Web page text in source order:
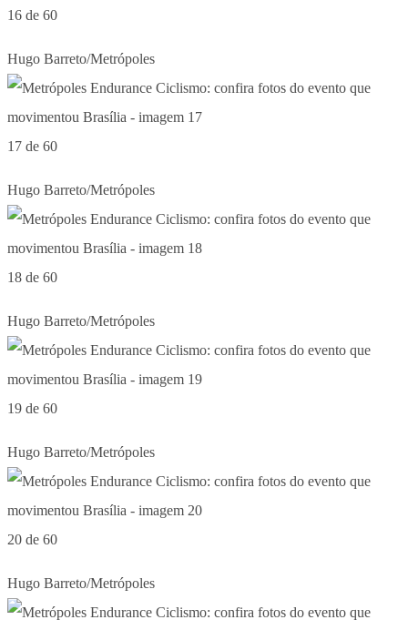
16 de 60
Hugo Barreto/Metrópoles
17 de 60
Hugo Barreto/Metrópoles
18 de 60
Hugo Barreto/Metrópoles
19 de 60
Hugo Barreto/Metrópoles
20 de 60
Hugo Barreto/Metrópoles